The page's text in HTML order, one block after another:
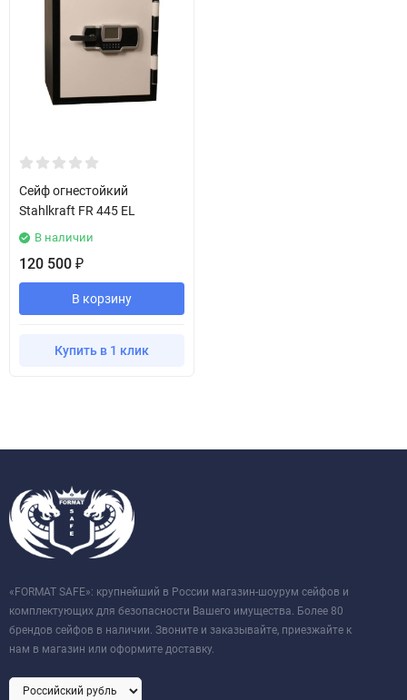
Сейф огнестойкий
Stahlkraft FR 445 EL
В наличии
120 500 ₽
В корзину
Купить в 1 клик
«FORMAT SAFE»: крупнейший в России магазин-шоурум сейфов и
комплектующих для безопасности Вашего имущества. Более 80
брендов сейфов в наличии. Звоните и заказывайте, приезжайте к
нам в магазин или оформите доставку.